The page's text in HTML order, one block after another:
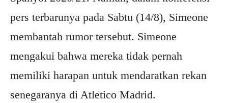
pers terbarunya pada Sabtu (14/8), Simeone
membantah rumor tersebut. Simeone
mengakui bahwa mereka tidak pernah
memiliki harapan untuk mendaratkan rekan
senegaranya di Atletico Madrid.